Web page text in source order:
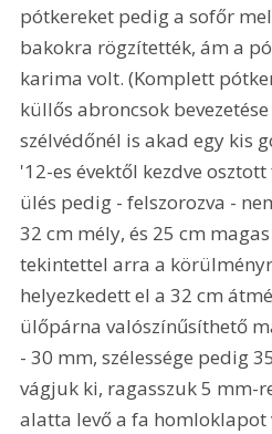
pótkereket pedig a sofőr
bakokra rögzítették, ám a
karima volt. (Komplett
küllős abroncsok
szélvédőnél is akad egy kis
'12-es évektől kezdve
ülés pedig - felszorozva -
32 cm mély, és 25 cm
tekintettel arra a
helyezkedett el a 32 cm
ülőpárna valószínűsíthető
- 30 mm, szélessége pedig
vágjuk ki, ragasszuk 5 mm-
alatta levő a fa homloklapot